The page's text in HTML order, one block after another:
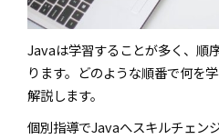
Javaは学習することが多く、順
ります。どのような順番で何を
解説します。
個別指導でJavaへスキルチェンジ